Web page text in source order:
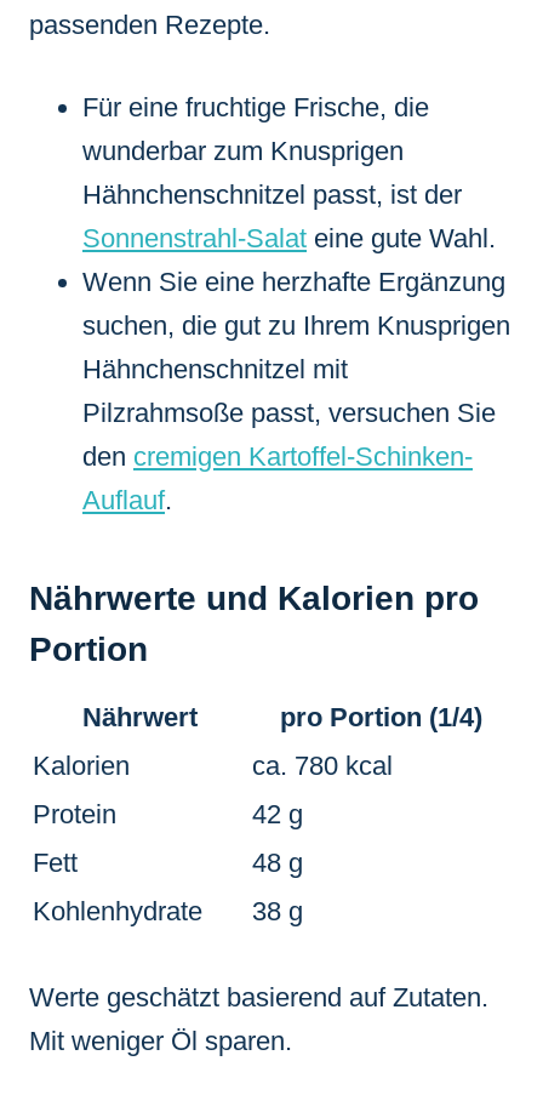
passenden Rezepte.
Für eine fruchtige Frische, die
wunderbar zum Knusprigen
Hähnchenschnitzel passt, ist der
Sonnenstrahl-Salat eine gute Wahl.
Wenn Sie eine herzhafte Ergänzung
suchen, die gut zu Ihrem Knusprigen
Hähnchenschnitzel mit
Pilzrahmsoße passt, versuchen Sie
den cremigen Kartoffel-Schinken-
Auflauf.
Nährwerte und Kalorien pro
Portion
Nährwert
pro Portion (1/4)
Kalorien
ca. 780 kcal
Protein
42 g
Fett
48 g
Kohlenhydrate
38 g
Werte geschätzt basierend auf Zutaten.
Mit weniger Öl sparen.